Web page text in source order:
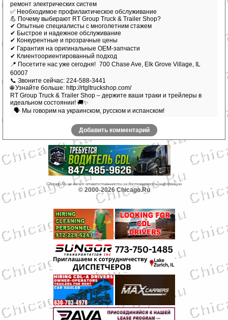
ремонт электрических систем
✅ Необходимое профилактическое обслуживание
💪 Почему выбирают RT Group Truck & Trailer Shop?
✔ Опытные специалисты с многолетним стажем
✔ Быстрое и надежное обслуживание
✔ Конкурентные и прозрачные цены
✔ Гарантия на оригинальные OEM-запчасти
✔ Клиентоориентированный подход
📍 Посетите нас уже сегодня! 700 Chase Ave, Elk Grove Village, IL
60007
📞 Звоните сейчас: 224-588-3441
🌐 Узнайте больше: http://rtgltruckshop.com/
RT Group Truck & Trailer Shop – держите ваши траки и трейлеры в
идеальном состоянии! 🚚✨
🗣 Мы говорим на украинском, русском и испанском!
Добавить комментарий
Chicago.Ru не несет ответственности за достоверность информации
© 2000-2026 Chicago.Ru